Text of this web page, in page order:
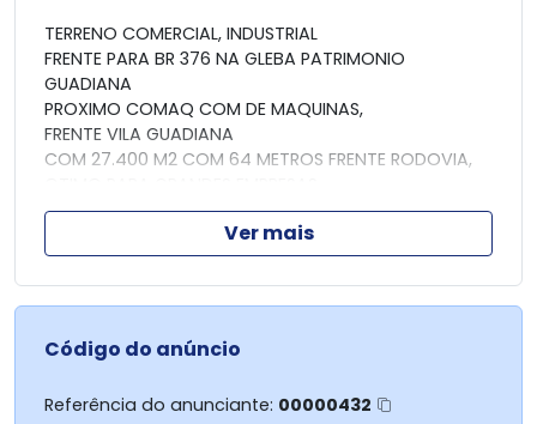
TERRENO COMERCIAL, INDUSTRIAL
FRENTE PARA BR 376 NA GLEBA PATRIMONIO
GUADIANA
PROXIMO COMAQ COM DE MAQUINAS,
FRENTE VILA GUADIANA
COM 27.400 M2 COM 64 METROS FRENTE RODOVIA,
TRATAR LUIS (44) 99903-1446 WHATS
Ver mais
Código do anúncio
Referência do anunciante: 00000432